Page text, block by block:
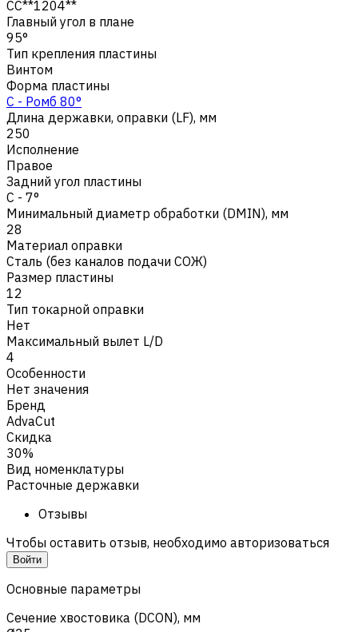
CC**1204**
Главный угол в плане
95°
Тип крепления пластины
Винтом
Форма пластины
C - Ромб 80°
Длина державки, оправки (LF), мм
250
Исполнение
Правое
Задний угол пластины
C - 7°
Минимальный диаметр обработки (DMIN), мм
28
Материал оправки
Сталь (без каналов подачи СОЖ)
Размер пластины
12
Тип токарной оправки
Нет
Максимальный вылет L/D
4
Особенности
Нет значения
Бренд
AdvaCut
Скидка
30%
Вид номенклатуры
Расточные державки
Отзывы
Чтобы оставить отзыв, необходимо авторизоваться
Войти
Основные параметры
Сечение хвостовика (DCON), мм